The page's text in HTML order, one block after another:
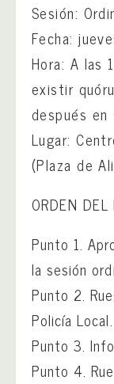
Sesión:
Fecha:
Hora: A las
existir
después en
Lugar:
(Plaza de
ORDEN DEL
Punto 1.
la sesión
Punto 2.
Policía Local.
Punto 3.
Punto 4.